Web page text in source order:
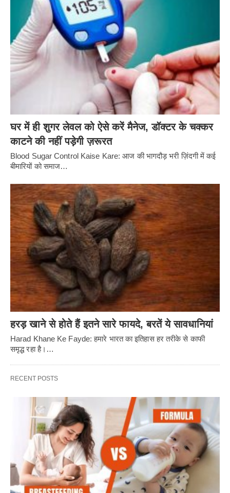
घर में ही शुगर लेवल को ऐसे करें मैनेज, डॉक्टर के चक्कर
काटने की नहीं पड़ेगी ज़रूरत
Blood Sugar Control Kaise Kare: आज की भागदौड़ भरी ज़िंदगी में कई
बीमारियों को समाज…
हरड़ खाने से होते हैं इतने सारे फायदे, बरतें ये सावधानियां
Harad Khane Ke Fayde: हमारे भारत का इतिहास हर तरीके से काफी
समृद्ध रहा है।…
RECENT POSTS